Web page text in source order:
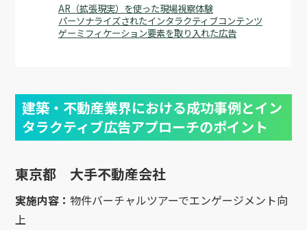
AR（拡張現実）を使った現場視察体験
パーソナライズされたインタラクティブコンテンツ
ゲーミフィケーション要素を取り入れた広告
建築・不動産業界における成功事例とイン
タラクティブ広告アプローチのポイント
東京都 大手不動産会社
実施内容： 物件バーチャルツアーでエンゲージメント向
上